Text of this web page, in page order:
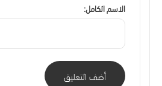
الاسم الكامل:
أضف التعليق